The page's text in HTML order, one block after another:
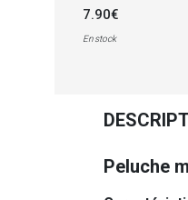
7.90€
En stock
Peluche